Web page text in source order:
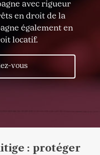
avec rigueur
en droit de la
également en
locatif.
vous
: protéger